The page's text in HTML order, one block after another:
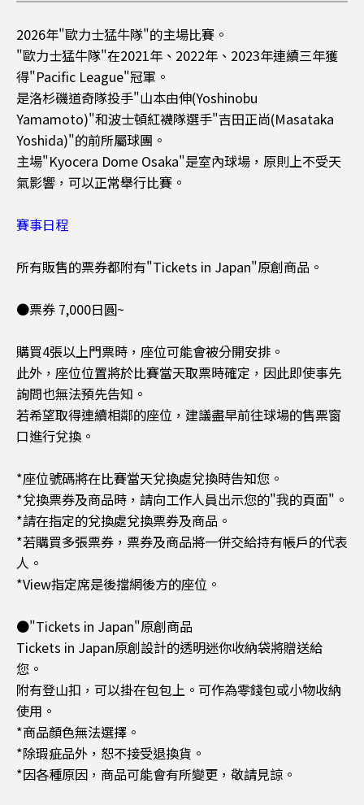
2026年"歐力士猛牛隊"的主場比賽。
"歐力士猛牛隊"在2021年、2022年、2023年連續三年獲
得"Pacific League"冠軍。
是洛杉磯道奇隊投手"山本由伸(Yoshinobu
Yamamoto)"和波士頓紅襪隊選手"吉田正尚(Masataka
Yoshida)"的前所屬球團。
主場"Kyocera Dome Osaka"是室內球場，原則上不受天
氣影響，可以正常舉行比賽。
賽事日程
所有販售的票券都附有"Tickets in Japan"原創商品。
●票券 7,000日圓~
購買4張以上門票時，座位可能會被分開安排。
此外，座位位置將於比賽當天取票時確定，因此即使事先
詢問也無法預先告知。
若希望取得連續相鄰的座位，建議盡早前往球場的售票窗
口進行兌換。
*座位號碼將在比賽當天兌換處兌換時告知您。
*兌換票券及商品時，請向工作人員出示您的"我的頁面"。
*請在指定的兌換處兌換票券及商品。
*若購買多張票券，票券及商品將一併交給持有帳戶的代表
人。
*View指定席是後擋網後方的座位。
●"Tickets in Japan"原創商品
Tickets in Japan原創設計的透明迷你收納袋將贈送給
您。
附有登山扣，可以掛在包包上。可作為零錢包或小物收納
使用。
*商品顏色無法選擇。
*除瑕疵品外，恕不接受退換貨。
*因各種原因，商品可能會有所變更，敬請見諒。